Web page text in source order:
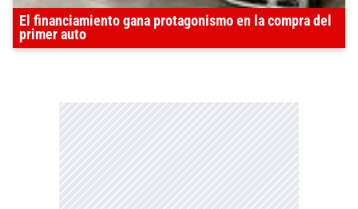
El financiamiento gana protagonismo en la compra del
primer auto